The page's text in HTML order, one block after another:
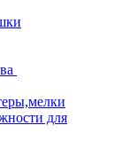
для